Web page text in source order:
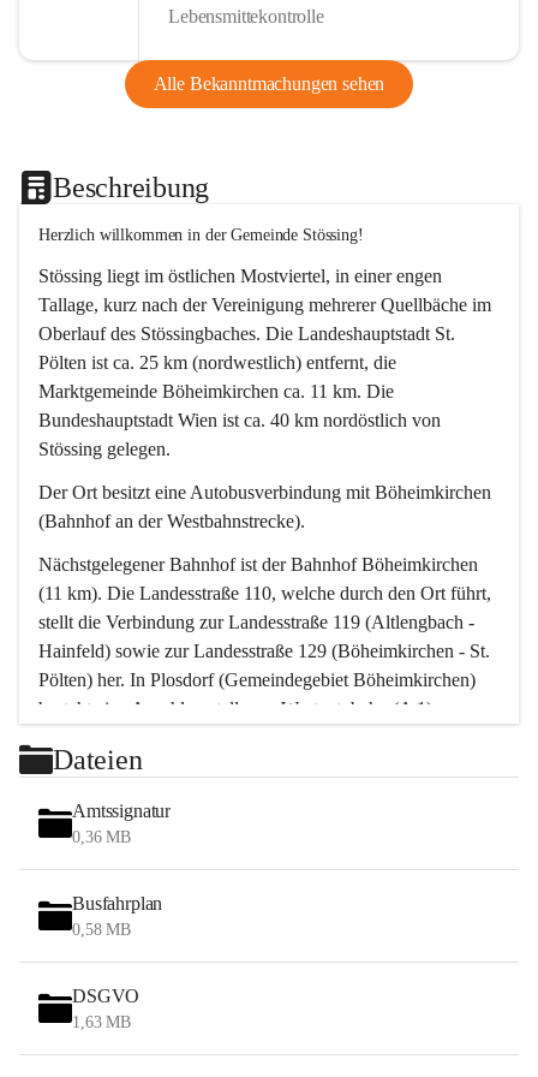
Lebensmittekontrolle
Alle Bekanntmachungen sehen
Beschreibung
Herzlich willkommen in der Gemeinde Stössing!
Stössing liegt im östlichen Mostviertel, in einer engen
Tallage, kurz nach der Vereinigung mehrerer Quellbäche im
Oberlauf des Stössingbaches. Die Landeshauptstadt St.
Pölten ist ca. 25 km (nordwestlich) entfernt, die
Marktgemeinde Böheimkirchen ca. 11 km. Die
Bundeshauptstadt Wien ist ca. 40 km nordöstlich von
Stössing gelegen.
Der Ort besitzt eine Autobusverbindung mit Böheimkirchen
(Bahnhof an der Westbahnstrecke).
Nächstgelegener Bahnhof ist der Bahnhof Böheimkirchen
(11 km). Die Landesstraße 110, welche durch den Ort führt,
stellt die Verbindung zur Landesstraße 119 (Altlengbach -
Hainfeld) sowie zur Landesstraße 129 (Böheimkirchen - St.
Pölten) her. In Plosdorf (Gemeindegebiet Böheimkirchen)
besteht eine Anschlussstelle zur Westautobahn (A 1).
Wien erreicht man in ca. 45 Minuten.
Stössing zählt noch zum Naherholungsraum Wien sowie
zum Naherholungsraum St. Pölten. Viele Bauernhöfe hatten
„ihre Wiener“. Seit 1960 bauten viele Wiener
Wochenendhäuser im Gemeindegebiet. Wegen des
waldreichen Jagdgebietes haben viele Jagdpächter ihre
Das Wandern ist aus touristischer Sicht die bedeutendste
Tätigkeit. Das hügelige Gebiet mit Wanderwegen durch
Wiesen, Wälder und Obstkulturen lädt dazu ein. Gefördert
Dateien
Amtssignatur
0,36 MB
Busfahrplan
0,58 MB
DSGVO
1,63 MB